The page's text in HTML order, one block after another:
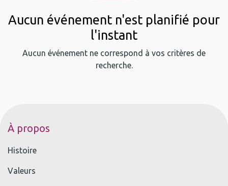
Aucun événement n'est planifié pour
l'instant
Aucun événement ne correspond à vos critères de
recherche.
À propos
Histoire
Valeurs